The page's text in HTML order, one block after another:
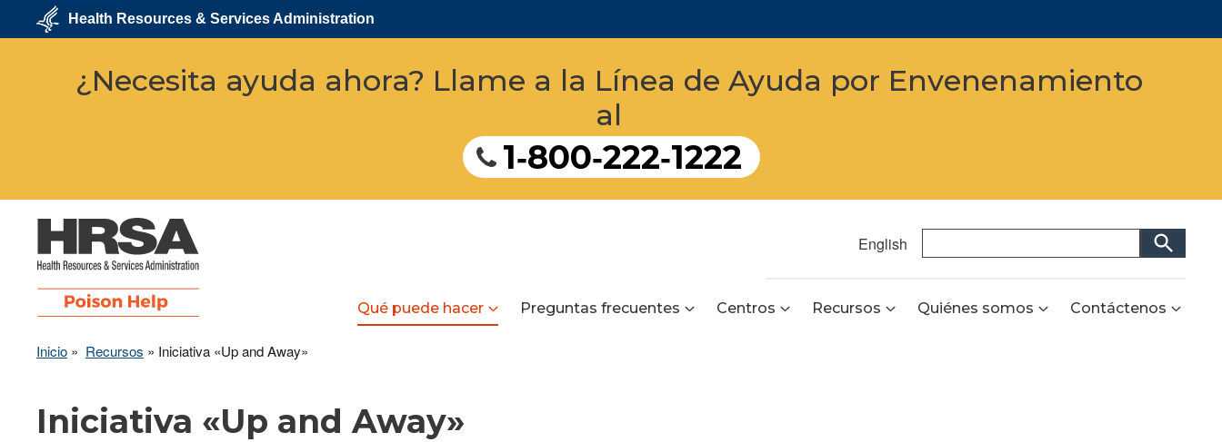
Department
Health
Health Resources & Services Administration
¿Necesita ayuda ahora? Llame a la Línea de Ayuda por Envenenamiento
al
1‑800‑222‑1222
Administration
English
Qué puede hacer Preguntas frecuentes Centros Recursos Quiénes somos Contáctenos
Inicio Recursos Iniciativa «Up and Away»
Iniciativa «Up and Away»